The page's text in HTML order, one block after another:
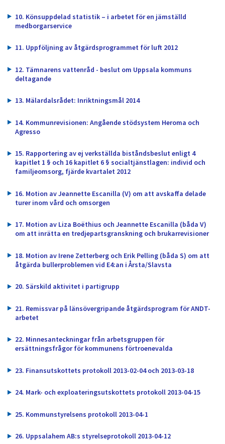
10. Könsuppdelad statistik – i arbetet för en jämställd
medborgarservice
11. Uppföljning av åtgärdsprogrammet för luft 2012
12. Tämnarens vattenråd - beslut om Uppsala kommuns
deltagande
13. Mälardalsrådet: Inriktningsmål 2014
14. Kommunrevisionen: Angående stödsystem Heroma och
Agresso
15. Rapportering av ej verkställda biståndsbeslut enligt 4
kapitlet 1 § och 16 kapitlet 6 § socialtjänstlagen: individ och
familjeomsorg, fjärde kvartalet 2012
16. Motion av Jeannette Escanilla (V) om att avskaffa delade
turer inom vård och omsorgen
17. Motion av Liza Boëthius och Jeannette Escanilla (båda V)
om att inrätta en tredjepartsgranskning och brukarrevisioner
18. Motion av Irene Zetterberg och Erik Pelling (båda S) om att
åtgärda bullerproblemen vid E4:an i Årsta/Slavsta
20. Särskild aktivitet i partigrupp
21. Remissvar på länsövergripande åtgärdsprogram för ANDT-
arbetet
22. Minnesanteckningar från arbetsgruppen för
ersättningsfrågor för kommunens förtroenevalda
23. Finansutskottets protokoll 2013-02-04 och 2013-03-18
24. Mark- och exploateringsutskottets protokoll 2013-04-15
25. Kommunstyrelsens protokoll 2013-04-1
26. Uppsalahem AB:s styrelseprotokoll 2013-04-12